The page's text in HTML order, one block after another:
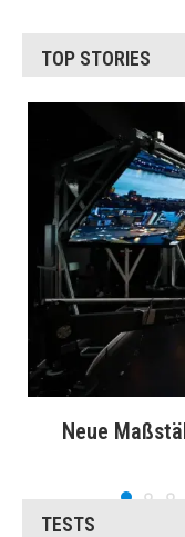
TOP STORIES
Neue
TESTS